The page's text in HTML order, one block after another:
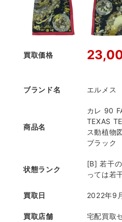
買取価格
ブランド名 エルメス
商品名
カレ 90
TEXAS
ス動植物
ブラック
状態ランク
[B] 若干
っては若
買取日 2022年9
買取店舗 宅配買取